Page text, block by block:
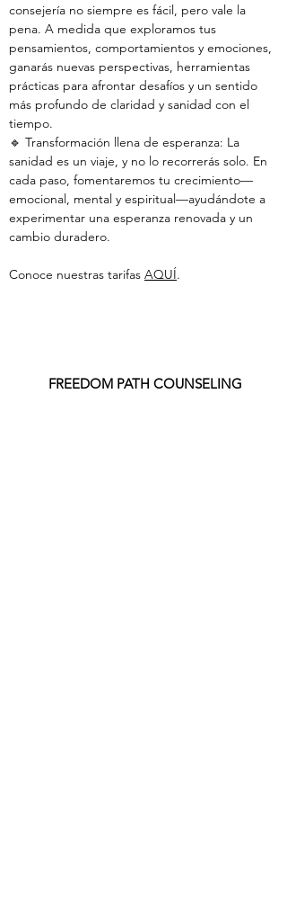
consejería no siempre es fácil, pero vale la
pena. A medida que exploramos tus
pensamientos, comportamientos y emociones,
ganarás nuevas perspectivas, herramientas
prácticas para afrontar desafíos y un sentido
más profundo de claridad y sanidad con el
tiempo.
🔹 Transformación llena de esperanza: La
sanidad es un viaje, y no lo recorrerás solo. En
cada paso, fomentaremos tu crecimiento—
emocional, mental y espiritual—ayudándote a
experimentar una esperanza renovada y un
cambio duradero.
Conoce nuestras tarifas AQUÍ.
FREEDOM PATH COUNSELING